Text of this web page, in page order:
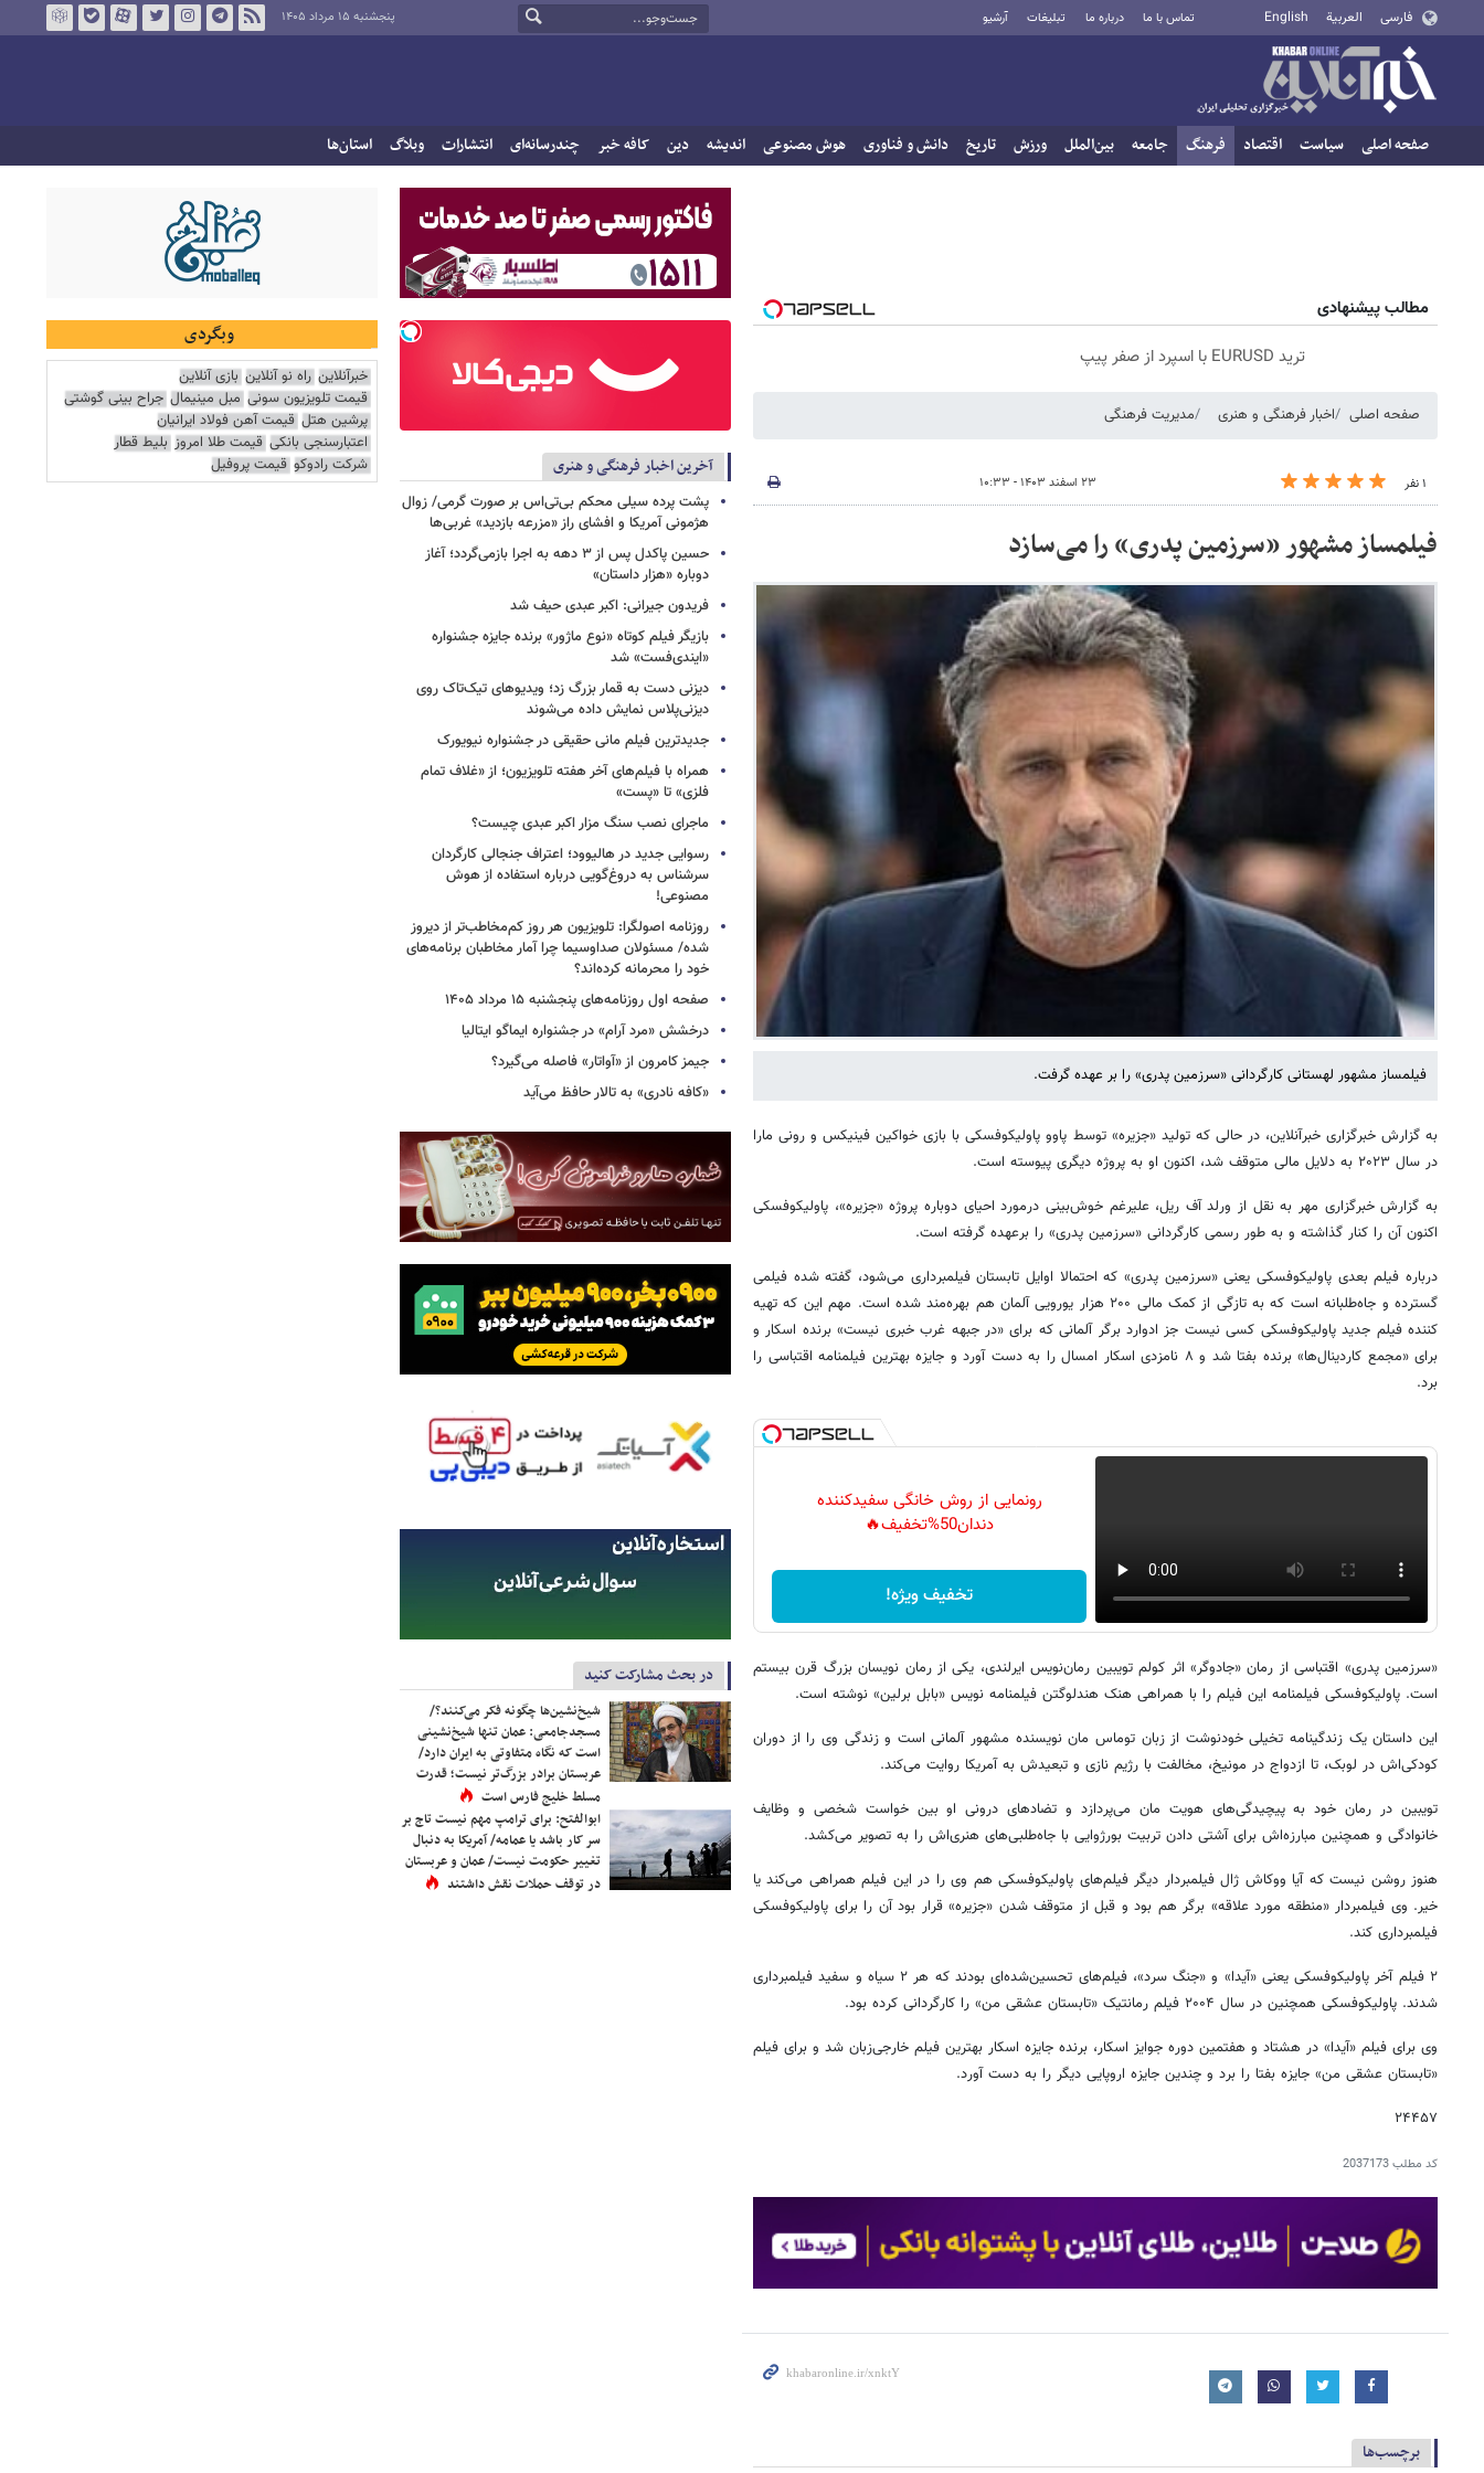
فارسی العربية English تماس با ما درباره ما تبلیغات آرشیو پنجشنبه ۱۵ مرداد ۱۴۰۵
صفحه اصلی سیاست اقتصاد فرهنگ جامعه بین‌الملل ورزش تاریخ دانش و فناوری هوش مصنوعی اندیشه دین کافه خبر چندرسانه‌ای انتشارات وبلاگ استان‌ها
مطالب پیشنهادی
ترید EURUSD با اسپرد از صفر پیپ
صفحه اصلی اخبار فرهنگی و هنری مدیریت فرهنگی
۱ نفر ۲۳ اسفند ۱۴۰۳ - ۱۰:۳۳
فیلمساز مشهور «سرزمین پدری» را می‌سازد
فیلمساز مشهور لهستانی کارگردانی «سرزمین پدری» را بر عهده گرفت.
به گزارش خبرگزاری خبرآنلاین، در حالی که تولید «جزیره» توسط پاوو پاولیکوفسکی با بازی خواکین فینیکس و رونی مارا
در سال ۲۰۲۳ به دلایل مالی متوقف شد، اکنون او به پروژه دیگری پیوسته است.
به گزارش خبرگزاری مهر به نقل از ورلد آف ریل، علیرغم خوش‌بینی درمورد احیای دوباره پروژه «جزیره»، پاولیکوفسکی
اکنون آن را کنار گذاشته و به طور رسمی کارگردانی «سرزمین پدری» را برعهده گرفته است.
درباره فیلم بعدی پاولیکوفسکی یعنی «سرزمین پدری» که احتمالا اوایل تابستان فیلمبرداری می‌شود، گفته شده فیلمی
گسترده و جاه‌طلبانه است که به تازگی از کمک مالی ۲۰۰ هزار یورویی آلمان هم بهره‌مند شده است. مهم این که تهیه
کننده فیلم جدید پاولیکوفسکی کسی نیست جز ادوارد برگر آلمانی که برای «در جبهه غرب خبری نیست» برنده اسکار و
برای «مجمع کاردینال‌ها» برنده بفتا شد و ۸ نامزدی اسکار امسال را به دست آورد و جایزه بهترین فیلمنامه اقتباسی را
برد.
رونمایی از روش خانگی سفیدکننده
دندان50%تخفیف🔥
تخفیف ویژه!
«سرزمین پدری» اقتباسی از رمان «جادوگر» اثر کولم تویبین رمان‌نویس ایرلندی، یکی از رمان نویسان بزرگ قرن بیستم
است. پاولیکوفسکی فیلمنامه این فیلم را با همراهی هنک هندلوگتن فیلمنامه نویس «بابل برلین» نوشته است.
این داستان یک زندگینامه تخیلی خودنوشت از زبان توماس مان نویسنده مشهور آلمانی است و زندگی وی را از دوران
کودکی‌اش در لوبک، تا ازدواج در مونیخ، مخالفت با رژیم نازی و تبعیدش به آمریکا روایت می‌کند.
تویبین در رمان خود به پیچیدگی‌های هویت مان می‌پردازد و تضادهای درونی او بین خواست‌ شخصی و وظایف
خانوادگی و همچنین مبارزه‌اش برای آشتی دادن تربیت بورژوایی با جاه‌طلبی‌های هنری‌اش را به تصویر می‌کشد.
هنوز روشن نیست که آیا ووکاش ژال فیلمبردار دیگر فیلم‌های پاولیکوفسکی هم وی را در این فیلم همراهی می‌کند یا
خیر. وی فیلمبردار «منطقه مورد علاقه» برگر هم بود و قبل از متوقف شدن «جزیره» قرار بود آن را برای پاولیکوفسکی
فیلمبرداری کند.
۲ فیلم آخر پاولیکوفسکی یعنی «آیدا» و «جنگ سرد»، فیلم‌های تحسین‌شده‌ای بودند که هر ۲ سیاه و سفید فیلمبرداری
شدند. پاولیکوفسکی همچنین در سال ۲۰۰۴ فیلم رمانتیک «تابستان عشقی من» را کارگردانی کرده بود.
وی برای فیلم «آیدا» در هشتاد و هفتمین دوره جوایز اسکار، برنده جایزه اسکار بهترین فیلم خارجی‌زبان شد و برای فیلم
«تابستان عشقی من» جایزه بفتا را برد و چندین جایزه اروپایی دیگر را به دست آورد.
۲۴۴۵۷
کد مطلب2037173
برچسب‌ها
آخرین اخبار فرهنگی و هنری
پشت پرده سیلی محکم بی‌تی‌اس بر صورت گرمی/ زوال
هژمونی آمریکا و افشای راز «مزرعه بازدید» غربی‌ها
حسین پاکدل پس از ۳ دهه به اجرا بازمی‌گردد؛ آغاز
دوباره «هزار داستان»
فریدون جیرانی: اکبر عبدی حیف شد
بازیگر فیلم کوتاه «نوع ماژور» برنده جایزه جشنواره
«ایندی‌فست» شد
دیزنی دست به قمار بزرگ زد؛ ویدیوهای تیک‌تاک روی
دیزنی‌پلاس نمایش داده می‌شوند
جدیدترین فیلم مانی حقیقی در جشنواره نیویورک
همراه با فیلم‌های آخر هفته تلویزیون؛ از «غلاف تمام
فلزی» تا «پست»
ماجرای نصب سنگ مزار اکبر عبدی چیست؟
رسوایی جدید در هالیوود؛ اعتراف جنجالی کارگردان
سرشناس به دروغ‌گویی درباره استفاده از هوش
مصنوعی!
روزنامه اصولگرا: تلویزیون هر روز کم‌مخاطب‌تر از دیروز
شده/ مسئولان صداوسیما چرا آمار مخاطبان برنامه‌های
خود را محرمانه کرده‌اند؟
صفحه اول روزنامه‌های پنجشنبه ۱۵ مرداد ۱۴۰۵
درخشش «مرد آرام» در جشنواره ایماگو ایتالیا
جیمز کامرون از «آواتار» فاصله می‌گیرد؟
«کافه نادری» به تالار حافظ می‌آید
در بحث مشارکت کنید
شیخ‌نشین‌ها چگونه فکر می‌کنند؟/
مسجدجامعی: عمان تنها شیخ‌نشینی
است که نگاه متفاوتی به ایران دارد/
عربستان برادر بزرگ‌تر نیست؛ قدرت
مسلط خلیج فارس است
ابوالفتح: برای ترامپ مهم نیست تاج بر
سر کار باشد یا عمامه/ آمریکا به دنبال
تغییر حکومت نیست/ عمان و عربستان
در توقف حملات نقش داشتند
وبگردی
خبرآنلاین راه نو آنلاین بازی آنلاین
قیمت تلویزیون سونی مبل مینیمال جراح بینی گوشتی
پرشین هتل قیمت آهن فولاد ایرانیان
اعتبارسنجی بانکی قیمت طلا امروز بلیط قطار
شرکت رادوکو قیمت پروفیل